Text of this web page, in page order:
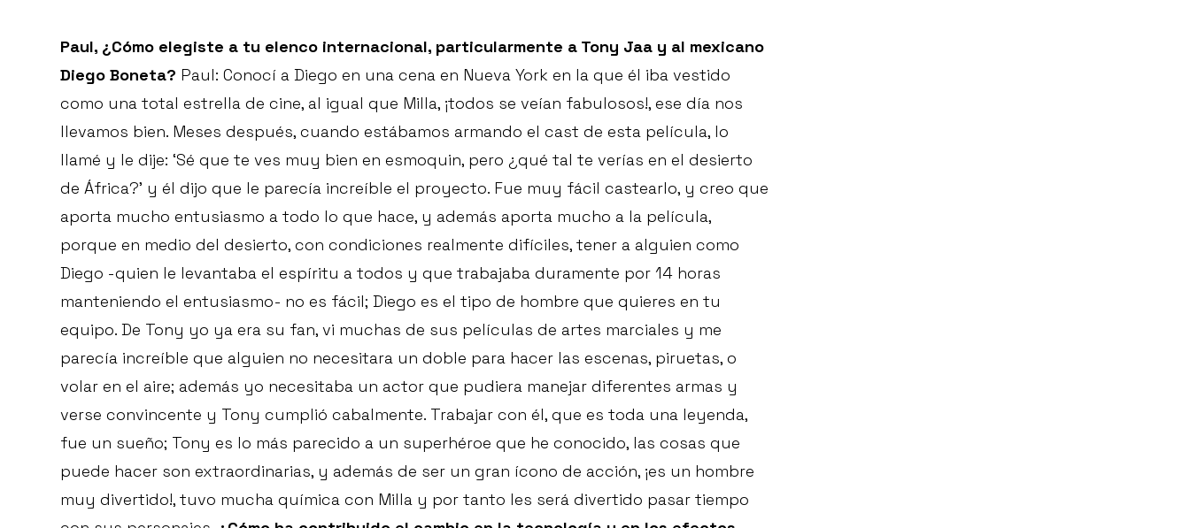
Paul, ¿Cómo elegiste a tu elenco internacional, particularmente a Tony Jaa y al mexicano
Diego Boneta? Paul: Conocí a Diego en una cena en Nueva York en la que él iba vestido
como una total estrella de cine, al igual que Milla, ¡todos se veían fabulosos!, ese día nos
llevamos bien. Meses después, cuando estábamos armando el cast de esta película, lo
llamé y le dije: ‘Sé que te ves muy bien en esmoquin, pero ¿qué tal te verías en el desierto
de África?’ y él dijo que le parecía increíble el proyecto. Fue muy fácil castearlo, y creo que
aporta mucho entusiasmo a todo lo que hace, y además aporta mucho a la película,
porque en medio del desierto, con condiciones realmente difíciles, tener a alguien como
Diego -quien le levantaba el espíritu a todos y que trabajaba duramente por 14 horas
manteniendo el entusiasmo- no es fácil; Diego es el tipo de hombre que quieres en tu
equipo. De Tony yo ya era su fan, vi muchas de sus películas de artes marciales y me
parecía increíble que alguien no necesitara un doble para hacer las escenas, piruetas, o
volar en el aire; además yo necesitaba un actor que pudiera manejar diferentes armas y
verse convincente y Tony cumplió cabalmente. Trabajar con él, que es toda una leyenda,
fue un sueño; Tony es lo más parecido a un superhéroe que he conocido, las cosas que
puede hacer son extraordinarias, y además de ser un gran ícono de acción, ¡es un hombre
muy divertido!, tuvo mucha química con Milla y por tanto les será divertido pasar tiempo